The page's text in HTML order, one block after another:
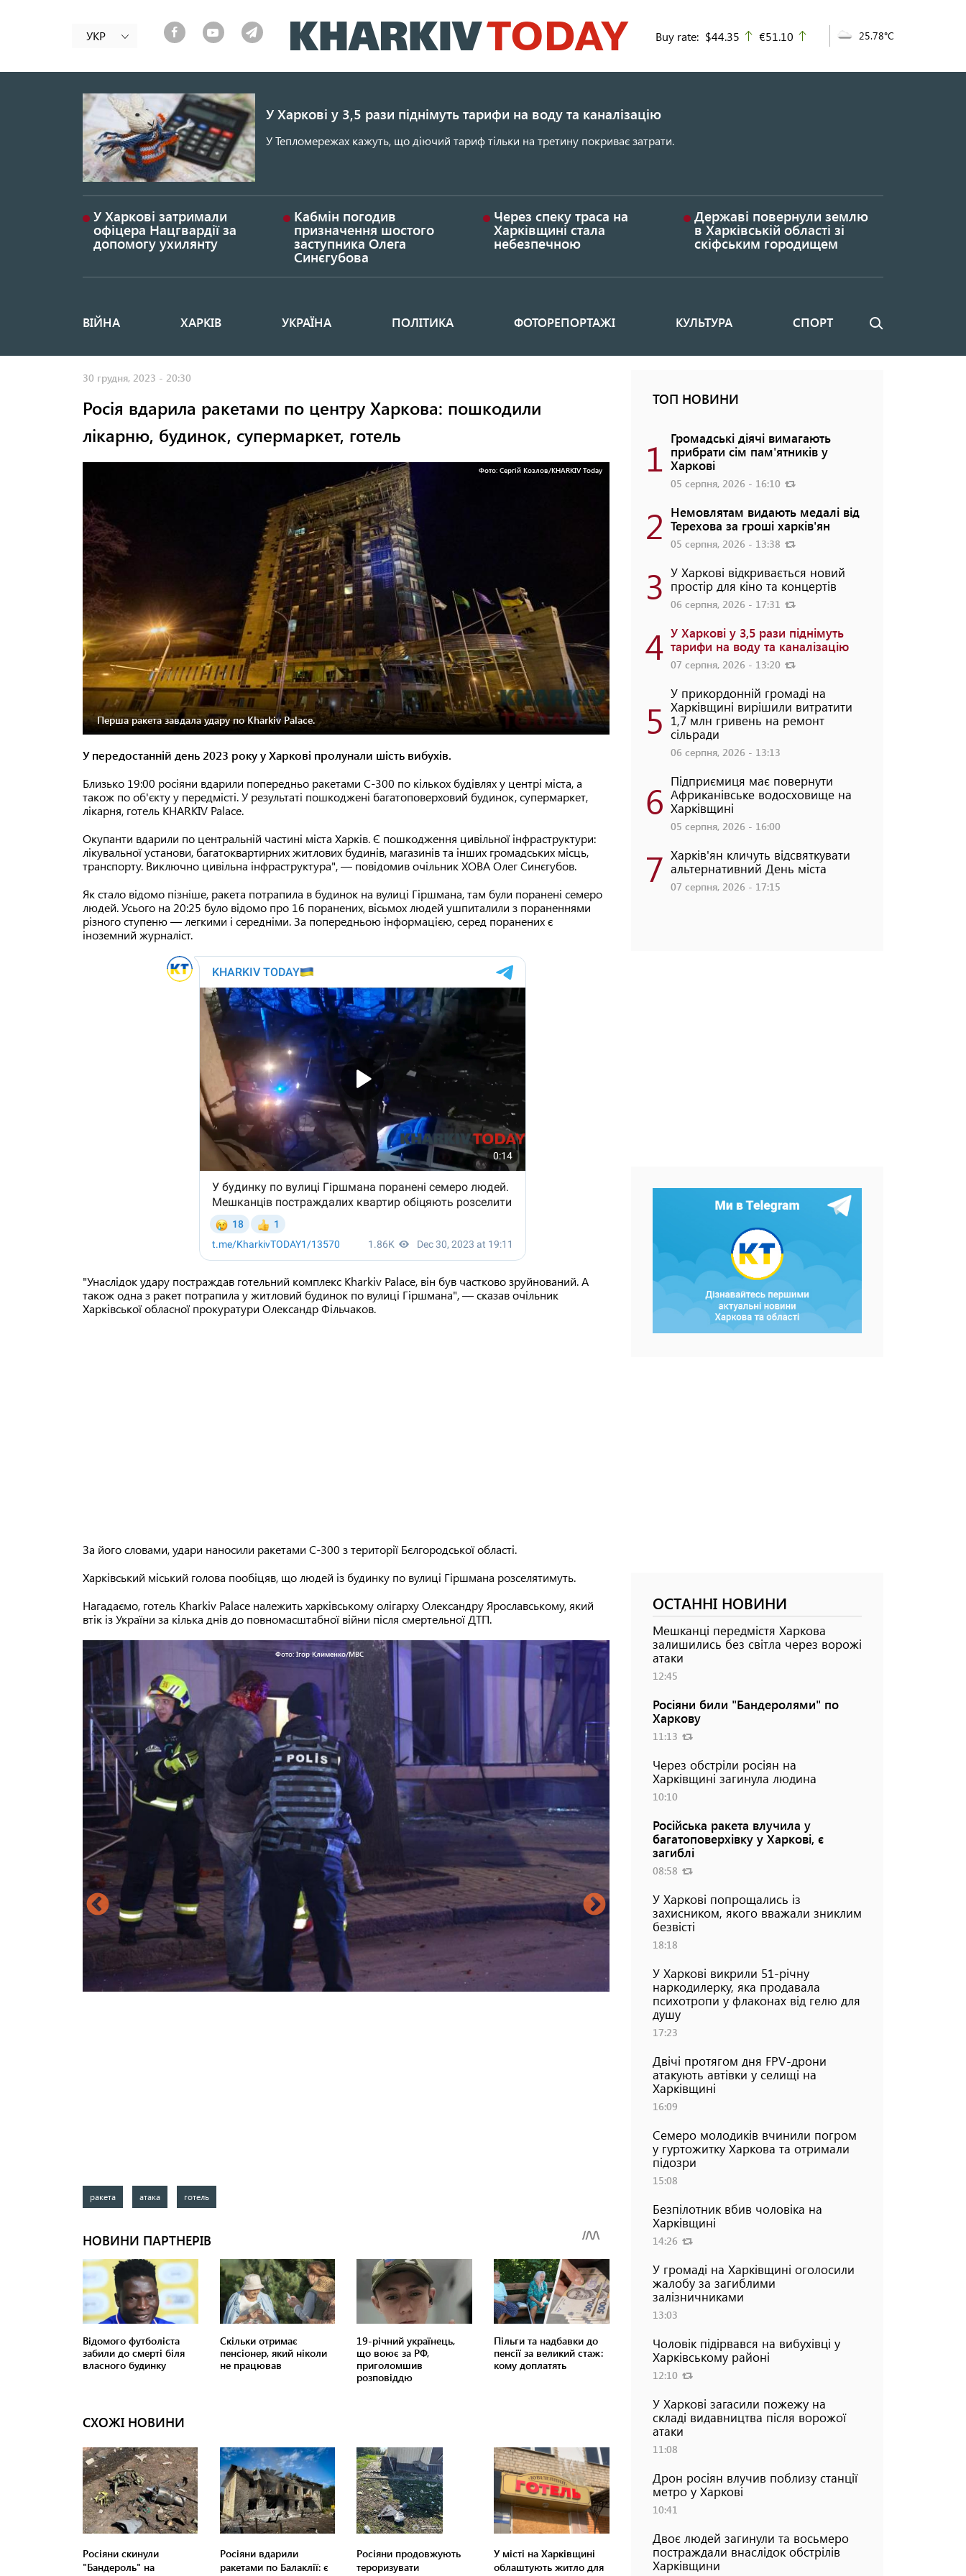
до
основного
УКР Buy rate: $44.35 up
€51.10 25.78°C
У Харкові у 3,5 рази піднімуть тарифи на воду та каналізацію
У Тепломережах кажуть, що діючий тариф тільки на третину покриває затрати.
У Харкові затримали
офіцера Нацгвардії за
допомогу ухилянту
Кабмін погодив
призначення шостого
заступника Олега
Синєгубова
Через спеку траса на
Харківщині стала
небезпечною
Державі повернули землю
в Харківській області зі
скіфським городищем
Основная
ВІЙНА ХАРКІВ УКРАЇНА ПОЛІТИКА ФОТОРЕПОРТАЖІ КУЛЬТУРА СПОРТ Пошук
30 грудня, 2023 - 20:30
Росія вдарила ракетами по центру Харкова: пошкодили
лікарню, будинок, супермаркет, готель
Фото: Сергій Козлов/KHARKIV Today
Перша ракета завдала удару по Kharkiv Palace.
У передостанній день 2023 року у Харкові пролунали шість вибухів.
Близько 19:00 росіяни вдарили попередньо ракетами С-300 по кількох будівлях у центрі міста, а
також по об'єкту у передмісті. У результаті пошкоджені багатоповерховий будинок, супермаркет,
лікарня, готель KHARKIV Palace.
Окупанти вдарили по центральній частині міста Харків. Є пошкодження цивільної інфраструктури:
лікувальної установи, багатоквартирних житлових будинів, магазинів та інших громадських місць,
транспорту. Виключно цивільна інфраструктура", — повідомив очільник ХОВА Олег Синєгубов.
Як стало відомо пізніше, ракета потрапила в будинок на вулиці Гіршмана, там були поранені семеро
людей. Усього на 20:25 було відомо про 16 поранених, вісьмох людей ушпиталили з пораненнями
різного ступеню — легкими і середніми. За попередньою інформацією, серед поранених є
іноземний журналіст.
"Унаслідок удару постраждав готельний комплекс Kharkiv Palace, він був частково зруйнований. А
також одна з ракет потрапила у житловий будинок по вулиці Гіршмана", — сказав очільник
Харківської обласної прокуратури Олександр Фільчаков.
За його словами, удари наносили ракетами С-300 з території Бєлгородської області.
Харківський міський голова пообіцяв, що людей із будинку по вулиці Гіршмана розселятимуть.
Нагадаємо, готель Kharkiv Palace належить харківському олігарху Олександру Ярославському, який
втік із України за кілька днів до повномасштабної війни після смертельної ДТП.
Фото: Ігор Клименко/МВС Фото: Ігор Клименко/МВС
ракета атака готель
СХОЖІ НОВИНИ
Росіяни скинули
"Бандероль" на
Росіяни вдарили
ракетами по Балаклії: є
Росіяни продовжують
тероризувати
У місті на Харківщині
облаштують житло для
ТОП НОВИНИ
1 Громадські діячі вимагають
прибрати сім пам'ятників у
Харкові
05 серпня, 2026 - 16:10
2 Немовлятам видають медалі від
Терехова за гроші харків'ян
05 серпня, 2026 - 13:38
3 У Харкові відкривається новий
простір для кіно та концертів
06 серпня, 2026 - 17:31
4 У Харкові у 3,5 рази піднімуть
тарифи на воду та каналізацію
07 серпня, 2026 - 13:20
5
У прикордонній громаді на
Харківщині вирішили витратити
1,7 млн гривень на ремонт
сільради
06 серпня, 2026 - 13:13
6 Підприємиця має повернути
Африканівське водосховище на
Харківщині
05 серпня, 2026 - 16:00
7 Харків'ян кличуть відсвяткувати
альтернативний День міста
07 серпня, 2026 - 17:15
ОСТАННІ НОВИНИ
Мешканці передмістя Харкова
залишились без світла через ворожі
атаки
12:45
Росіяни били "Бандеролями" по
Харкову
11:13
Через обстріли росіян на
Харківщині загинула людина
10:10
Російська ракета влучила у
багатоповерхівку у Харкові, є
загиблі
08:58
У Харкові попрощались із
захисником, якого вважали зниклим
безвісті
18:18
У Харкові викрили 51-річну
наркодилерку, яка продавала
психотропи у флаконах від гелю для
душу
17:23
Двічі протягом дня FPV-дрони
атакують автівки у селищі на
Харківщині
16:09
Семеро молодиків вчинили погром
у гуртожитку Харкова та отримали
підозри
15:08
Безпілотник вбив чоловіка на
Харківщині
14:26
У громаді на Харківщині оголосили
жалобу за загиблими
залізничниками
13:03
Чоловік підірвався на вибухівці у
Харківському районі
12:10
У Харкові загасили пожежу на
складі видавництва після ворожої
атаки
11:08
Дрон росіян влучив поблизу станції
метро у Харкові
10:41
Двоє людей загинули та восьмеро
постраждали внаслідок обстрілів
Харківщини